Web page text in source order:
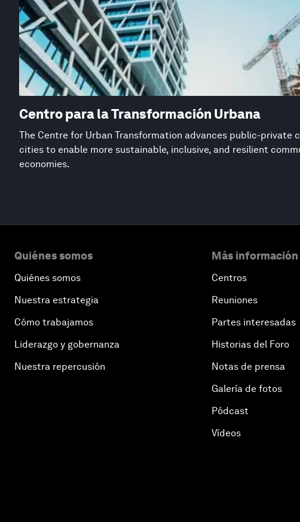
Centro para la Transformación Urbana
The Centre for Urban Transformation advances public-private
cities to enable more sustainable, inclusive, and resilient
economies.
Quiénes somos
Quiénes somos
Nuestra estrategia
Cómo trabajamos
Liderazgo y gobernanza
Nuestra repercusión
Más
Centros
Reuniones
Partes interesadas
Historias del Foro
Notas de prensa
Galería de fotos
Pódcast
Vídeos